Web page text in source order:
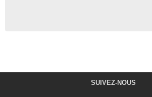
SUIVEZ-NOUS